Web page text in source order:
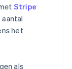
Stripe
het
als